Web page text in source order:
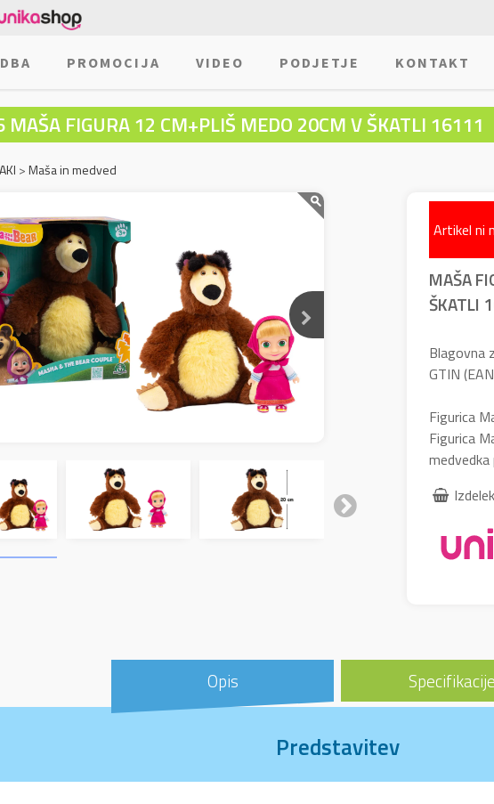
PROMOCIJA VIDEO PODJETJE KONTAKT
FIGURA 12 CM+PLIŠ MEDO 20CM V ŠKATLI 16111
>Maša in medved
Artikel ni
MAŠA
ŠKATLI
Blagovna
GTIN
Figurica
Figurica
Opis Specifikacije
Predstavitev